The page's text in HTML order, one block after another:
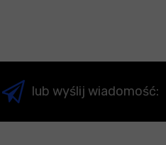
lub wyślij wiadomość: